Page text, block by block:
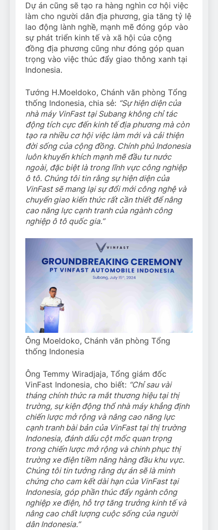
Dự án cũng sẽ tạo ra hàng nghìn cơ hội việc
làm cho người dân địa phương, gia tăng tỷ lệ
lao động lành nghề, mạnh mẽ đóng góp vào
sự phát triển kinh tế và xã hội của cộng
đồng địa phương cũng như đóng góp quan
trọng vào việc thúc đẩy giao thông xanh tại
Indonesia.
Tướng H.Moeldoko, Chánh văn phòng Tổng
thống Indonesia, chia sẻ: “Sự hiện diện của
nhà máy VinFast tại Subang không chỉ tác
động tích cực đến kinh tế địa phương mà còn
tạo ra nhiều cơ hội việc làm mới và cải thiện
đời sống của cộng đồng. Chính phủ Indonesia
luôn khuyến khích mạnh mẽ đầu tư nước
ngoài, đặc biệt là trong lĩnh vực công nghiệp
ô tô. Chúng tôi tin rằng sự hiện diện của
VinFast sẽ mang lại sự đổi mới công nghệ và
chuyển giao kiến thức rất cần thiết để nâng
cao năng lực cạnh tranh của ngành công
nghiệp ô tô quốc gia.”
Ông Moeldoko, Chánh văn phòng Tổng
thống Indonesia
Ông Temmy Wiradjaja, Tổng giám đốc
VinFast Indonesia, cho biết: “Chỉ sau vài
tháng chính thức ra mắt thương hiệu tại thị
trường, sự kiện động thổ nhà máy khẳng định
chiến lược mở rộng và nâng cao năng lực
cạnh tranh bài bản của VinFast tại thị trường
Indonesia, đánh dấu cột mốc quan trọng
trong chiến lược mở rộng và chinh phục thị
trường xe điện tiềm năng hàng đầu khu vực.
Chúng tôi tin tưởng rằng dự án sẽ là minh
chứng cho cam kết dài hạn của VinFast tại
Indonesia, góp phần thúc đẩy ngành công
nghiệp xe điện, hỗ trợ tăng trưởng kinh tế và
nâng cao chất lượng cuộc sống của người
dân Indonesia.”